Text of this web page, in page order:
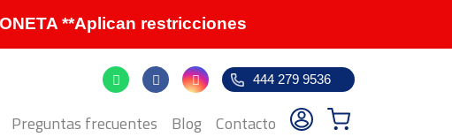
**Aplican restricciones
Preguntas frecuentes Blog Contacto
444 279 9536